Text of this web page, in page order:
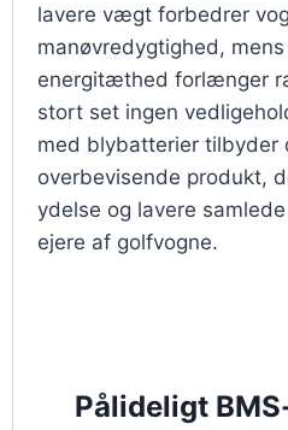
lavere vægt forbedrer
manøvredygtighed,
energitæthed forlænger
stort set ingen
med blybatterier tilbyder
overbevisende produkt,
ydelse og lavere
ejere af golfvogne.
Pålideligt